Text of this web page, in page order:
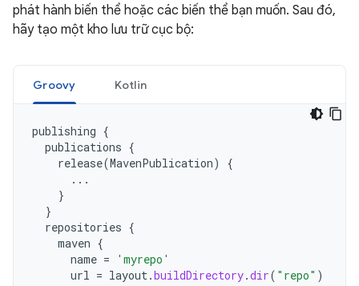
phát hành biến thể hoặc các biến thể bạn muốn. Sau đó,
hãy tạo một kho lưu trữ cục bộ:
Groovy Kotlin
publishing {
publications {
release(MavenPublication)
{
...
}
}
repositories {
maven {
name =
'myrepo'
url = layout.buildDirectory.dir( "repo" )